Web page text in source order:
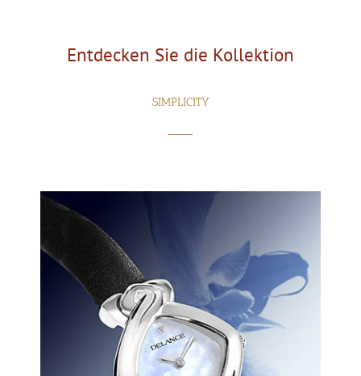
Entdecken Sie die Kollektion
SIMPLICITY